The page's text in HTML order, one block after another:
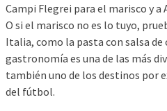
Campi Flegrei para el marisco y
O si el marisco no es lo tuyo,
Italia, como la pasta con salsa de
gastronomía es una de las más
también uno de los destinos por
del fútbol.